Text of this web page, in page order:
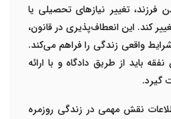
تغییر نیازهای تحصیلی یا
کند. این انعطاف‌پذیری در قانون،
واقعی زندگی را فراهم می‌کند.
باید از طریق دادگاه و با ارائه
گیرد.
نقش مهمی در زندگی روزمره